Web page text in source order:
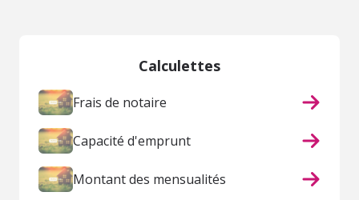
Calculettes
Frais de notaire
Capacité d'emprunt
Montant des mensualités